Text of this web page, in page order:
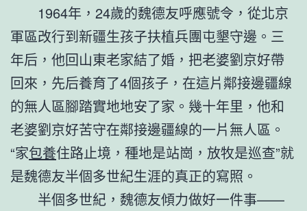
1964年，24歲的魏德友呼應號令，從北京
軍區改行到新疆生孩子扶植兵團屯墾守邊。三
年后，他回山東老家結了婚，把老婆劉京好帶
回來，先后養育了4個孩子，在這片鄰接邊疆線
的無人區腳踏實地地安了家。幾十年里，他和
老婆劉京好苦守在鄰接邊疆線的一片無人區。
“家包養住路止境，種地是站崗，放牧是巡查”就
是魏德友半個多世紀生涯的真正的寫照。
半個多世紀，魏德友傾力做好一件事——